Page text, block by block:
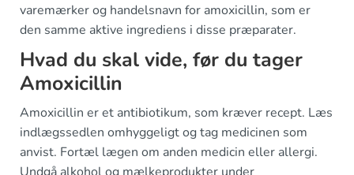
varemærker og handelsnavn for amoxicillin, som er
den samme aktive ingrediens i disse præparater.
Hvad du skal vide, før du tager
Amoxicillin
Amoxicillin er et antibiotikum, som kræver recept. Læs
indlægssedlen omhyggeligt og tag medicinen som
anvist. Fortæl lægen om anden medicin eller allergi.
Undgå alkohol og mælkeprodukter under